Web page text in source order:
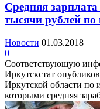
Средняя
тысячи рублей по
Новости 01.03.2018
0
Соответствующую
Иркутскстат
Иркутской области по
которыми средняя